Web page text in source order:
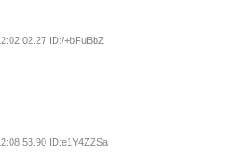
ID:/+bFuBbZ
ID:e1Y4ZZSa